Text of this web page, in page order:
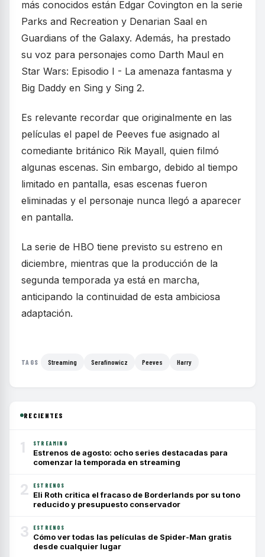
más conocidos están Edgar Covington en la serie
Parks and Recreation y Denarian Saal en
Guardians of the Galaxy. Además, ha prestado
su voz para personajes como Darth Maul en
Star Wars: Episodio I - La amenaza fantasma y
Big Daddy en Sing y Sing 2.
Es relevante recordar que originalmente en las
películas el papel de Peeves fue asignado al
comediante británico Rik Mayall, quien filmó
algunas escenas. Sin embargo, debido al tiempo
limitado en pantalla, esas escenas fueron
eliminadas y el personaje nunca llegó a aparecer
en pantalla.
La serie de HBO tiene previsto su estreno en
diciembre, mientras que la producción de la
segunda temporada ya está en marcha,
anticipando la continuidad de esta ambiciosa
adaptación.
TAGS Streaming Serafinowicz Peeves Harry
RECIENTES
1 STREAMING
Estrenos de agosto: ocho series destacadas para
comenzar la temporada en streaming
2 ESTRENOS
Eli Roth critica el fracaso de Borderlands por su tono
reducido y presupuesto conservador
3 ESTRENOS
Cómo ver todas las películas de Spider-Man gratis
desde cualquier lugar